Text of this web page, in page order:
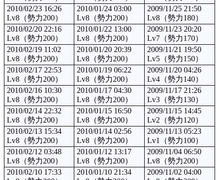
2010/02/23 16:26
Lv8（勢力200）
2010/01/24 03:00
Lv8（勢力200）
2009/11/25 21:50
Lv8（勢力180）
2010/02/20 22:16
Lv8（勢力200）
2010/01/22 13:00
Lv8（勢力200）
2009/11/23 20:20
Lv7（勢力170）
2010/02/19 11:02
Lv8（勢力200）
2010/01/20 20:39
Lv8（勢力200）
2009/11/21 19:50
Lv5（勢力150）
2010/02/17 22:53
Lv8（勢力200）
2010/01/19 06:22
Lv8（勢力200）
2009/11/20 04:26
Lv4（勢力140）
2010/02/16 10:30
Lv8（勢力200）
2010/01/17 04:30
Lv8（勢力200）
2009/11/17 21:26
Lv3（勢力130）
2010/02/14 22:32
Lv8（勢力200）
2010/01/15 16:50
Lv8（勢力200）
2009/11/15 14:45
Lv2（勢力120）
2010/02/13 15:34
Lv8（勢力200）
2010/01/14 02:56
Lv8（勢力200）
2009/11/13 05:23
Lv1（勢力100）
2010/02/12 03:48
Lv8（勢力200）
2010/01/12 13:17
Lv8（勢力200）
2009/11/04 06:50
Lv8（勢力200）
2010/02/10 17:33
2010/01/10 21:34
2009/11/02 04:00